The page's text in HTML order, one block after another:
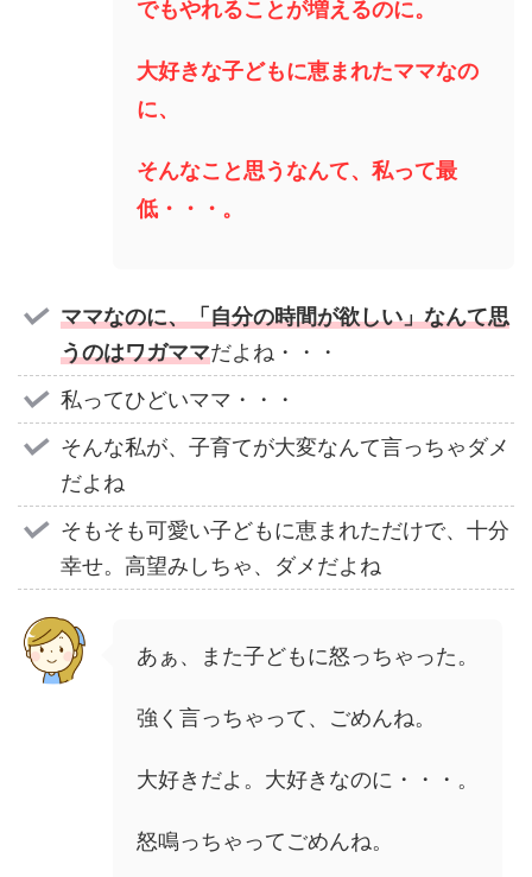
でもやれることが増えるのに。
大好きな子どもに恵まれたママなの
に、
そんなこと思うなんて、私って最
低・・・。
ママなのに、「自分の時間が欲しい」なんて思
うのはワガママだよね・・・
私ってひどいママ・・・
そんな私が、子育てが大変なんて言っちゃダメ
だよね
そもそも可愛い子どもに恵まれただけで、十分
幸せ。高望みしちゃ、ダメだよね
あぁ、また子どもに怒っちゃった。
強く言っちゃって、ごめんね。
大好きだよ。大好きなのに・・・。
怒鳴っちゃってごめんね。